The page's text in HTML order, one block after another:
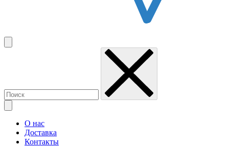
О нас
Доставка
Контакты